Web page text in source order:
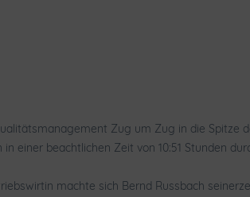
Zug um Zug in die Spitze
einer beachtlichen Zeit von 10:51 Stunden
machte sich Bernd Russbach